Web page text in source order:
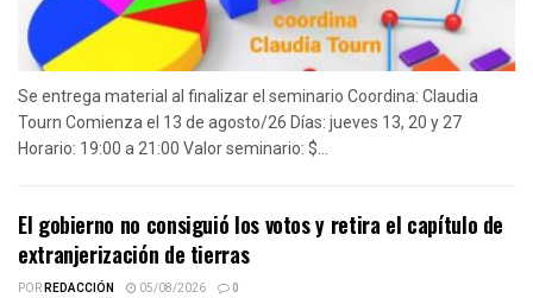
Se entrega material al finalizar el seminario Coordina: Claudia
Tourn Comienza el 13 de agosto/26 Días: jueves 13, 20 y 27
Horario: 19:00 a 21:00 Valor seminario: $...
El gobierno no consiguió los votos y retira el capítulo de
extranjerización de tierras
PORREDACCIÓN 05/08/2026 0